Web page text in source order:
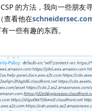
的方法，我向一些朋友
查看他在
一些有趣的东西。